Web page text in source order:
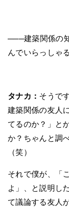
───建築関係の
んでいらっしゃ
タナカ： そうで
建築関係の友人
てるのか？」と
か？ちゃんと調
（笑）
それで僕が、「
よ」、と説明し
て議論する友人